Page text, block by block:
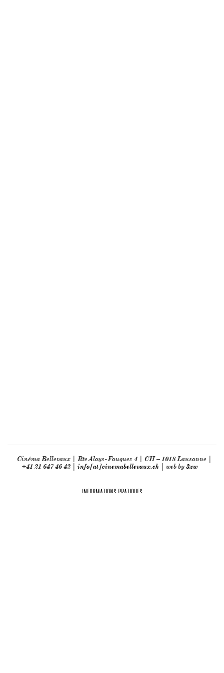
Cinéma Bellevaux | Rte Aloys-Fauquez 4 | CH – 1018 Lausanne |
+41 21 647 46 42 | info[at]cinemabellevaux.ch | web by3xw
INFORMATIONS PRATIQUES